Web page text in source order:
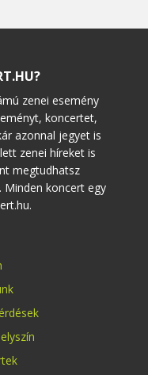
zenei esemény
koncertet,
azonnal jegyet is
zenei híreket is
megtudhatsz
Minden koncert egy